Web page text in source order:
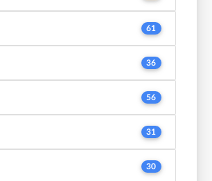
61
36
56
31
30